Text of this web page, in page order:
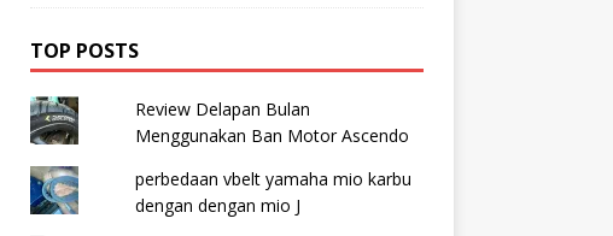
TOP POSTS
Review Delapan Bulan
Menggunakan Ban Motor Ascendo
perbedaan vbelt yamaha mio karbu
dengan dengan mio J